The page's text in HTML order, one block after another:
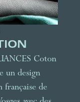
Coton
un design
de